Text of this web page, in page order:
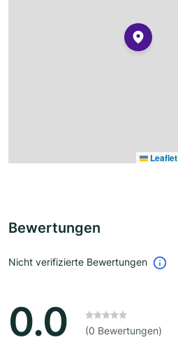
Leaflet
Bewertungen
Nicht verifizierte Bewertungen
0.0 (0 Bewertungen)